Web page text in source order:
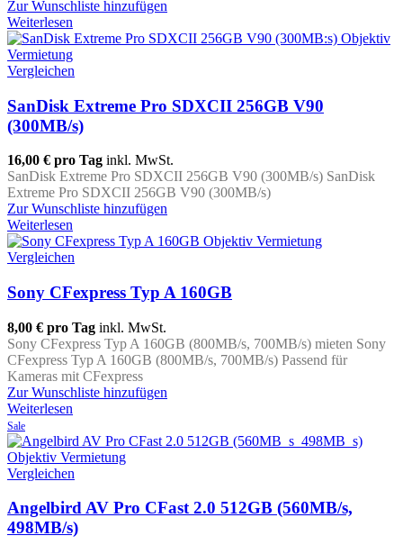
Zur Wunschliste hinzufügen
Weiterlesen
Vergleichen
SanDisk Extreme Pro SDXCII 256GB V90
(300MB/s)
16,00 € pro Tag inkl. MwSt.
SanDisk Extreme Pro SDXCII 256GB V90 (300MB/s) SanDisk
Extreme Pro SDXCII 256GB V90 (300MB/s)
Zur Wunschliste hinzufügen
Weiterlesen
Vergleichen
Sony CFexpress Typ A 160GB
8,00 € pro Tag inkl. MwSt.
Sony CFexpress Typ A 160GB (800MB/s, 700MB/s) mieten Sony
CFexpress Typ A 160GB (800MB/s, 700MB/s) Passend für
Kameras mit CFexpress
Zur Wunschliste hinzufügen
Weiterlesen
Sale
Vergleichen
Angelbird AV Pro CFast 2.0 512GB (560MB/s,
498MB/s)